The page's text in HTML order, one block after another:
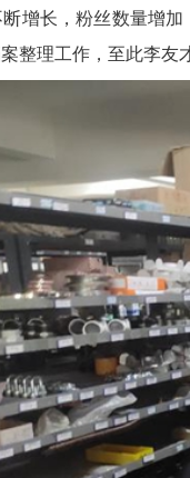
增长，粉丝数量增
整理工作，至此李友